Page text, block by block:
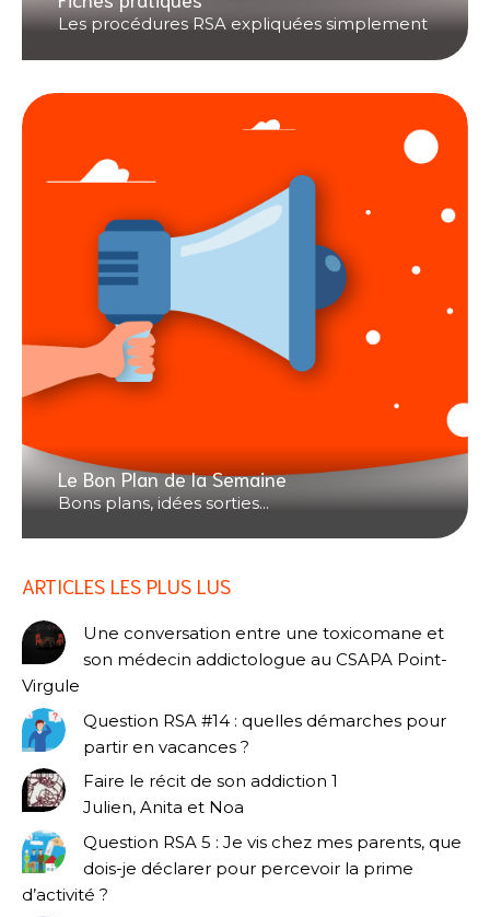
Les procédures RSA expliquées simplement
Le Bon Plan de la Semaine
Bons plans, idées sorties...
ARTICLES LES PLUS LUS
Une conversation entre une toxicomane et
son médecin addictologue au CSAPA Point-
Virgule
Question RSA #14 : quelles démarches pour
partir en vacances ?
Faire le récit de son addiction 1
Julien, Anita et Noa
Question RSA 5 : Je vis chez mes parents, que
dois-je déclarer pour percevoir la prime
d’activité ?